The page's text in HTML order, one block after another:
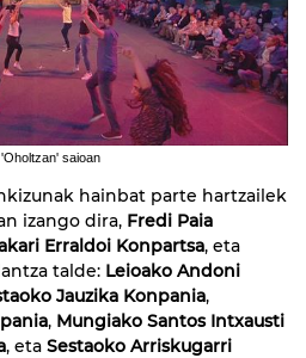
saioan
hainbat parte hartzailek
izango dira, Fredi Paia
Erraldoi Konpartsa, eta
talde: Leioako Andoni
Jauzika Konpania,
, Mungiako Santos Intxausti
, eta Sestaoko Arriskugarri